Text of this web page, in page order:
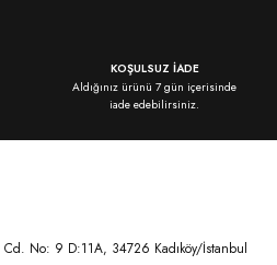
olmalı.
KOŞULSUZ İADE
Aldığınız ürünü 7 gün içerisinde
iade edebilirsiniz.
Cd. No: 9 D:11A, 34726 Kadıköy/İstanbul